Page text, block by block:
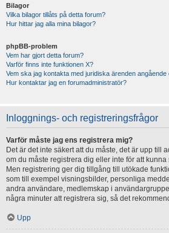
Bilagor
Vilka bilagor tillåts på detta forum?
Hur hittar jag alla mina bilagor?
phpBB-problem
Vem har gjort detta forum?
Varför finns inte funktionen X?
Vem ska jag kontakta med juridiska ärenden angående
Hur kontaktar jag en forumadministratör?
Inloggnings- och registreringsfrågor
Varför måste jag ens registrera mig?
Det är det inte säkert att du måste, det är upp till
om du måste registrera dig eller inte för att
Men registrering ger dig tillgång till utökade
som till exempel visningsbilder, personliga
andra användare, medlemskap i
några minuter att registrera sig, så det
Upp